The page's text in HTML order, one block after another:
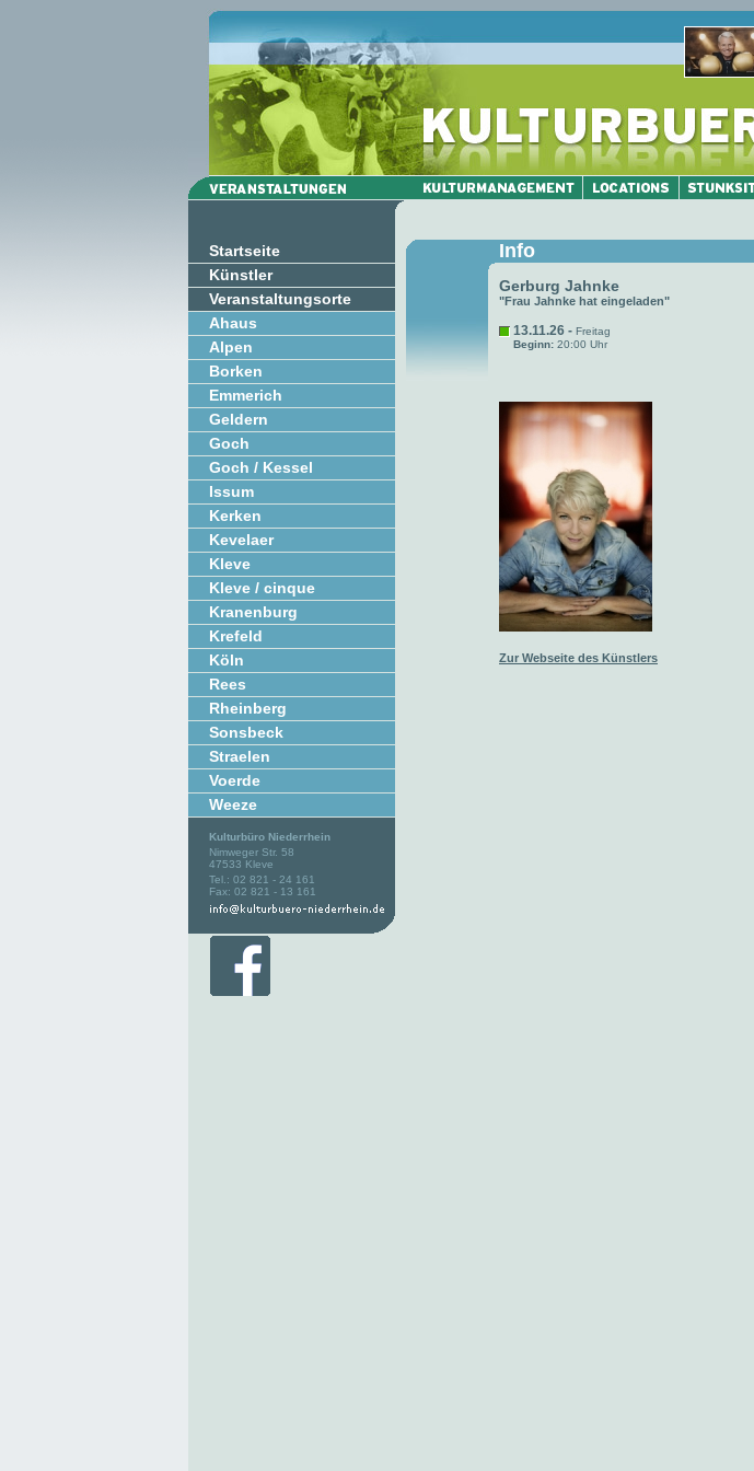
Startseite
Künstler
Veranstaltungsorte
Ahaus
Alpen
Borken
Emmerich
Geldern
Goch
Goch / Kessel
Issum
Kerken
Kevelaer
Kleve
Kleve / cinque
Kranenburg
Krefeld
Köln
Rees
Rheinberg
Sonsbeck
Straelen
Voerde
Weeze
Kulturbüro Niederrhein
Nimweger Str. 58
47533 Kleve
Tel.: 02 821 - 24 161
Fax: 02 821 - 13 161
Info
Gerburg Jahnke
"Frau Jahnke hat eingeladen"
13.11.26 - Freitag
Beginn: 20:00 Uhr
Zur Webseite des Künstlers